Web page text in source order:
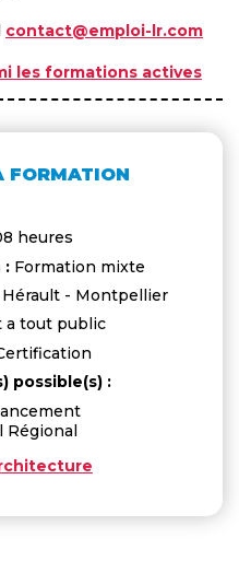
contact@emploi-lr.com
les formations actives
FORMATION
heures
: Formation mixte
Hérault - Montpellier
a tout public
possible(s) :
Régional